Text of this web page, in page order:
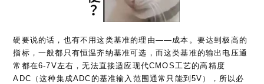
硬要说的话，也有不用这类基准的理由——成本。要达到极高的
指标，一般都只有恒温齐纳基准可选，而这类基准的输出电压通
常都在6-7V左右，无法直接适应现代CMOS工艺的高精度
ADC（这种集成ADC的基准输入范围通常只能到5V），所以必